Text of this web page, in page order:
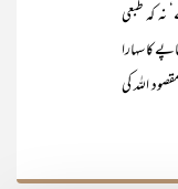
کہ طبعی
کا سہارا
اللہ کی